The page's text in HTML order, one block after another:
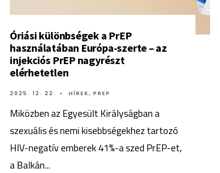
Óriási különbségek a PrEP
használatában Európa-szerte – az
injekciós PrEP nagyrészt
elérhetetlen
2025. 12. 22. • HÍREK, PREP
Miközben az Egyesült Királyságban a
szexuális és nemi kisebbségekhez tartozó
HIV-negatív emberek 41%-a szed PrEP-et,
a Balkán...